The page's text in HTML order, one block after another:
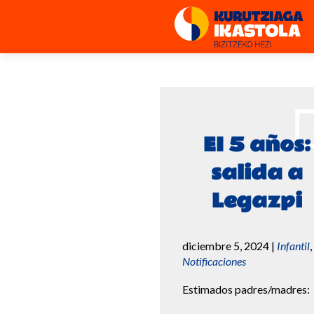
EI 5 años:
salida a
Legazpi
diciembre 5, 2024 | Infantil,
Notificaciones
Estimados padres/madres: